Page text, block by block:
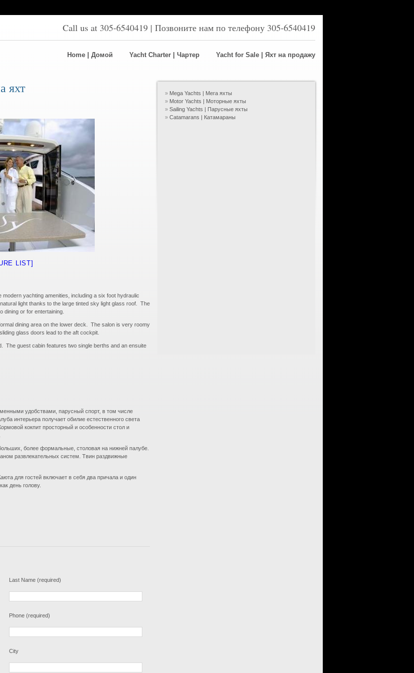
Call us at 305-6540419 | Позвоните нам по телефону 305-6540419
Home | Домой Yacht Charter | Чартер Yacht for Sale | Яхт на продажу
яхт
LIST]
yachting amenities, including a six foot hydraulic
light thanks to the large tinted sky light glass roof. The
dining or for entertaining.
dining area on the lower deck. The salon is very roomy
glass doors lead to the aft cockpit.
The guest cabin features two single berths and an ensuite
удобствами, парусный спорт, в том числе
интерьера получает обилие естественного света
кокпит просторный и особенности стол и
более формальные, столовая на нижней палубе.
развлекательных систем. Твин раздвижные
для гостей включает в себя два причала и один
день голову.
Last Name (required)
Phone (required)
City
Mega Yachts | Мега яхты
Motor Yachts | Моторные яхты
Sailing Yachts | Парусные яхты
Catamarans | Катамараны